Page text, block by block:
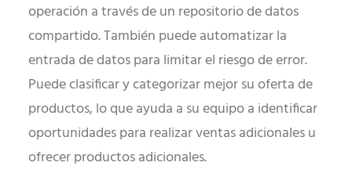
operación a través de un repositorio de datos
compartido. También puede automatizar la
entrada de datos para limitar el riesgo de error.
Puede clasificar y categorizar mejor su oferta de
productos, lo que ayuda a su equipo a identificar
oportunidades para realizar ventas adicionales u
ofrecer productos adicionales.